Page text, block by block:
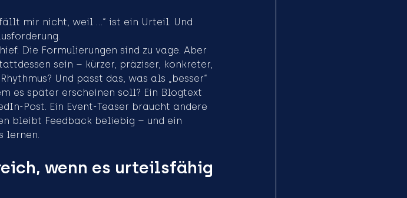
mir nicht, weil …“ ist ein Urteil. Und
Die Formulierungen sind zu vage. Aber
sein – kürzer, präziser, konkreter,
Und passt das, was als „besser“
es später erscheinen soll? Ein Blogtext
Post. Ein Event-Teaser braucht andere
bleibt Feedback beliebig – und ein
lernen.
wenn es urteilsfähig